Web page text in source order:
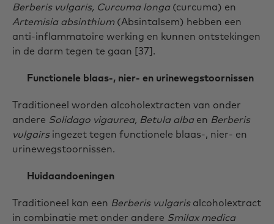
Berberis vulgaris, Curcuma longa (curcuma) en
Artemisia absinthium (Absintalsem) hebben een
anti-inflammatoire werking en kunnen ontstekingen
in de darm tegen te gaan [37].
Functionele blaas-, nier- en urinewegstoornissen
Traditioneel worden alcoholextracten van onder
andere Solidago vigaurea, Betula alba en Berberis
vulgairsingezet tegen functionele blaas-, nier- en
urinewegstoornissen.
Huidaandoeningen
Traditioneel kan een Berberis vulgaris alcoholextract
in combinatie met onder andere Smilax medica